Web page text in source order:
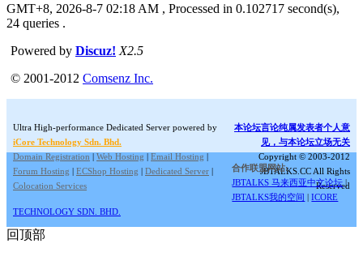
GMT+8, 2026-8-7 02:18 AM , Processed in 0.102717 second(s),
24 queries .
Powered by Discuz! X2.5
© 2001-2012 Comsenz Inc.
Ultra High-performance Dedicated Server powered by
iCore Technology Sdn. Bhd.
Domain Registration | Web Hosting | Email Hosting |
Forum Hosting | ECShop Hosting | Dedicated Server |
Colocation Services
本论坛言论纯属发表者个人意
见，与本论坛立场无关
Copyright © 2003-2012
JBTALKS.CC All Rights
Reserved
合作联盟网站:
JBTALKS 马来西亚中文论坛 |
JBTALKS我的空间 |ICORE
TECHNOLOGY SDN. BHD.
回顶部